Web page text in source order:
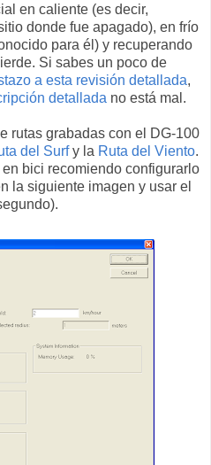
en caliente (es decir,
donde fue apagado), en frío
para él) y recuperando
Si sabes un poco de
a esta revisión detallada,
detallada no está mal.
rutas grabadas con el DG-100
del Surfy la Ruta del Viento.
bici recomiendo configurarlo
la siguiente imagen y usar el